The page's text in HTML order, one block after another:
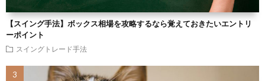
【スイング手法】ボックス相場を攻略するなら覚えておきたいエントリ
ーポイント
スイングトレード手法